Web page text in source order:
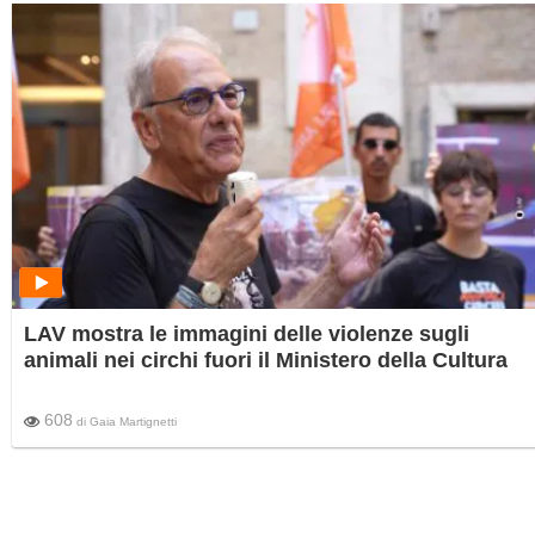
LAV mostra le immagini delle violenze sugli
animali nei circhi fuori il Ministero della Cultura
608 di Gaia Martignetti